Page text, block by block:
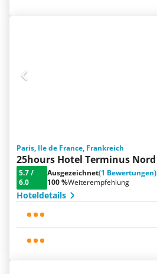
Paris, Ile de France, Frankreich
25hours Hotel Terminus Nord
5.7/
6.0
Ausgezeichnet(1 Bewertungen)
100 %Weiterempfehlung
Hoteldetails